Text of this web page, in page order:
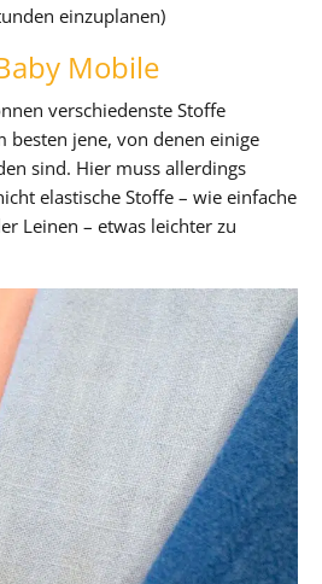
einzuplanen)
Mobile
verschiedenste Stoffe
besten jene, von denen einige
sind. Hier muss allerdings
elastische Stoffe – wie einfache
Leinen – etwas leichter zu